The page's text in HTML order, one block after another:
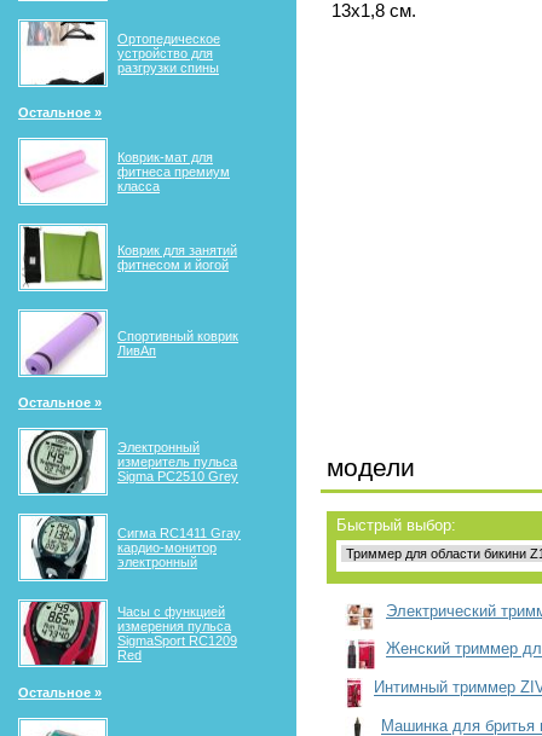
Ортопедическое
устройство для
разгрузки спины
Остальное »
Коврик-мат для
фитнеса премиум
класса
Коврик для занятий
фитнесом и йогой
Спортивный коврик
ЛивАп
Остальное »
Электронный
измеритель пульса
Sigma PC2510 Grey
Сигма RС1411 Gray
кардио-монитор
электронный
Часы с функцией
измерения пульса
SigmaSport RC1209
Red
Остальное »
13х1,8 см.
модели
Быстрый выбор:
Электрический
Женский триммер
Интимный триммер
Машинка для бритья